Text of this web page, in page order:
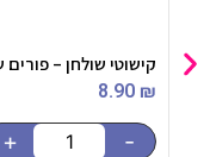
קישוטי שולחן –
8.90 ₪
-
+